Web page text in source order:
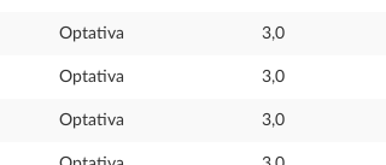
Optativa 3,0
Optativa 3,0
Optativa 3,0